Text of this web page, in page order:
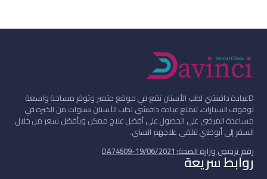
روابط سريعة
Dعيادة دافنشي لطب الأسنان تقع في موقع متميز وتوفر مساحة واسعة
لوقوف السيارات. تتمتع عيادة دافنشي لطب الأسنان بسنوات من الخبرة في
مساعدة المرضى على الحصول على أفضل علاج ممكن وبأفضل سعر من خلال
السفر إلى أبوظبي لتلقي علاجهم السني.
رقم ترخيص وزارة الصحة: DA74609-19/06/2021